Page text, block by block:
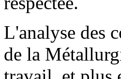
L'analyse des
de la